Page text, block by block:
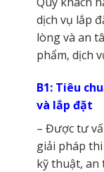
dịch vụ lắp
lòng và an
phẩm, dịch
B1: Tiêu
và lắp đặt
– Được tư
giải pháp
kỹ thuật, an